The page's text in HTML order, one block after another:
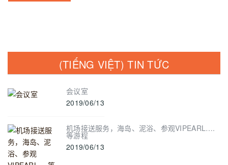
(TIẾNG VIỆT) TIN TỨC
会议室
2019/06/13
机场接送服务，海岛、泥浴、参观VIPEARL….
等游程
2019/06/13